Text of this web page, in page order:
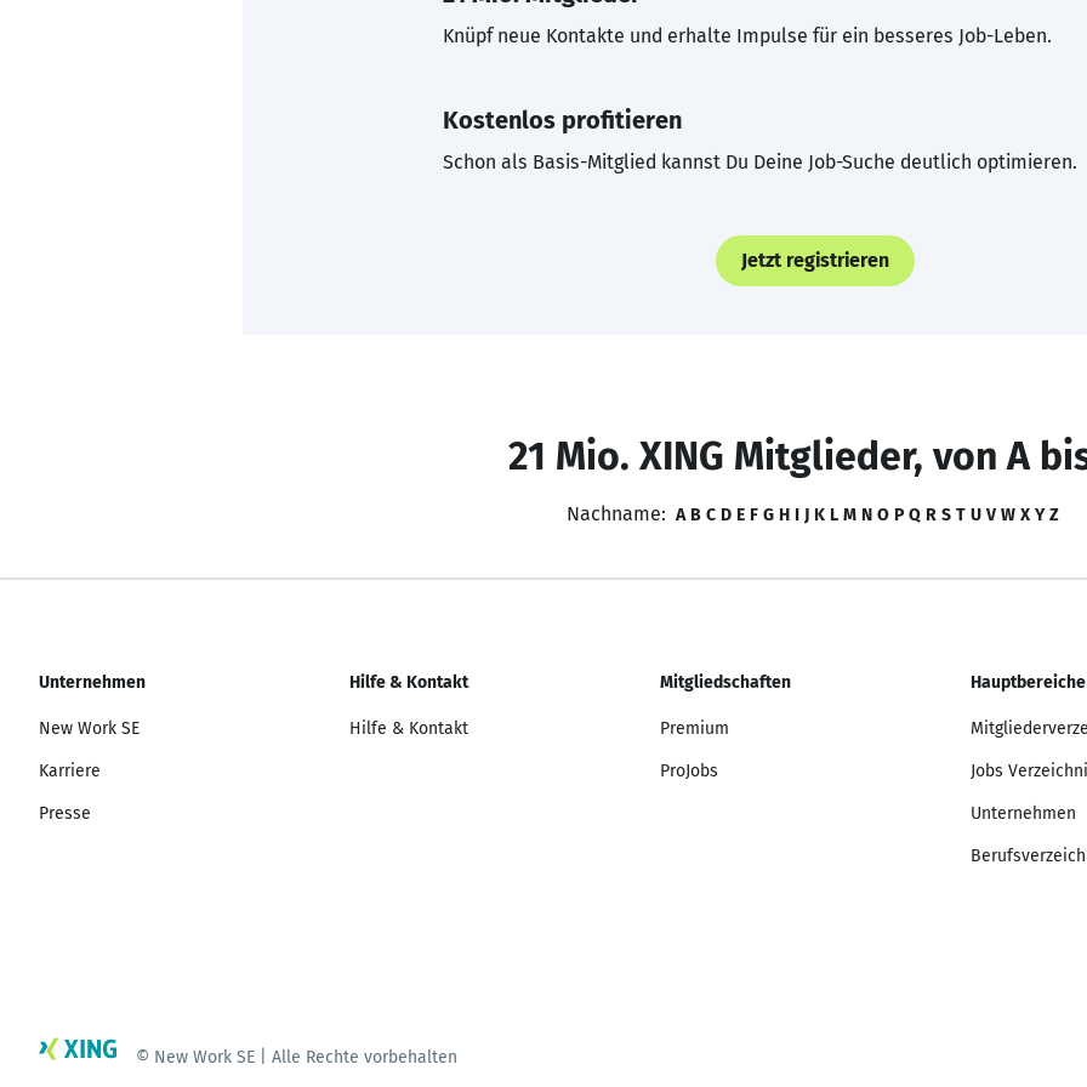
Knüpf neue Kontakte und erhalte Impulse für ein besseres Job-Leben.
Kostenlos profitieren
Schon als Basis-Mitglied kannst Du Deine Job-Suche deutlich optimieren.
Jetzt registrieren
21 Mio. XING Mitglieder, von A
Nachname: A B C D E F G H I J K L M N O P Q R S T U V W X Y Z
Unternehmen
New Work SE
Karriere
Presse
Hilfe & Kontakt
Hilfe & Kontakt
Mitgliedschaften
Premium
ProJobs
Hauptbereiche
Jobs
Unternehmen
© New Work SE | Alle Rechte vorbehalten